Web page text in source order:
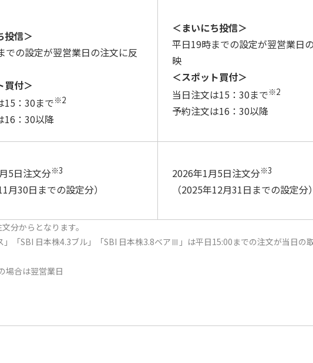
投信＞
での設定が翌営業日の注文に反
買付＞
15：30まで※2
16：30以降
＜まいにち投信＞
平日19時までの設定が翌営業日
映
＜スポット買付＞
当日注文は15：30まで※2
予約注文は16：30以降
5日注文分※3
月30日までの設定分）
2026年1月5日注文分※3
（2025年12月31日までの設定分）
分からとなります。
「SBI 日本株4.3ブル」「SBI 日本株3.8ベアⅢ」は平日15:00までの注文が当日の
場合は翌営業日